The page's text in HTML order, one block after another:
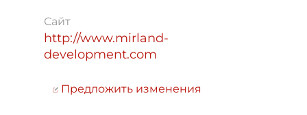
Сайт
http://www.mirland-
development.com
Предложить изменения